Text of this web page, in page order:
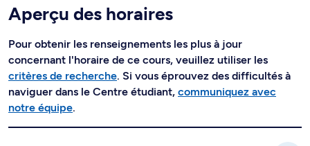
Aperçu des horaires
Pour obtenir les renseignements les plus à jour
concernant l'horaire de ce cours, veuillez utiliser les
critères de recherche. Si vous éprouvez des difficultés à
naviguer dans le Centre étudiant, communiquez avec
notre équipe.